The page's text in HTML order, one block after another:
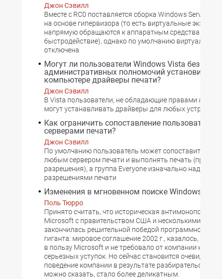
Джон Сэвилл
Вместе с RC0 поставляется сборка Windows Server
на основе гипервизора (то есть виртуальные
напрямую обращаются к аппаратным средствам, что
быстродействие), однако по умолчанию
отключена
Могут ли пользователи Windows Vista без
административных полномочий установить на
компьютере драйверы печати?
Джон Сэвилл
В Vista пользователи, не обладающие правами
могут устанавливать драйверы для любых
Как ограничить сопоставление пользователя с
серверами печати?
Джон Сэвилл
По умолчанию пользователь может сопоставить
любым сервером печати и выполнять печать (при
разрешения), а группа Everyone изначально наделена
разрешениями печати
Изменения в мгновенном поиске Windows
Поль Тюрро
Принято считать, что историческая
Microsoft с правительством США и несколькими
закончилась решительной победой программно-
гиганта: мировое соглашение 2002 г., казалось, было
в пользу Microsoft и не требовало от компании
серьезных уступок. Но сейчас становится очевидно,
поведение компании в результате разбирательства
можно сказать, стало более деликатным.